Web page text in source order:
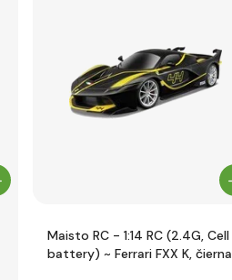
Maisto RC - 1:14 RC (2.4G, Cell
battery) ~ Ferrari FXX K, čierna